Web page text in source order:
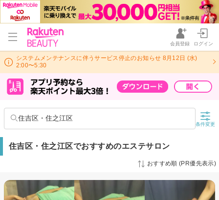
会員登録 ログイン
システムメンテナンスに伴うサービス停止のお知らせ 8月12日 (水)
2:00〜5:30
住吉区・住之江区
条件変更
住吉区・住之江区でおすすめのエステサロン
おすすめ順 (PR優先表示)